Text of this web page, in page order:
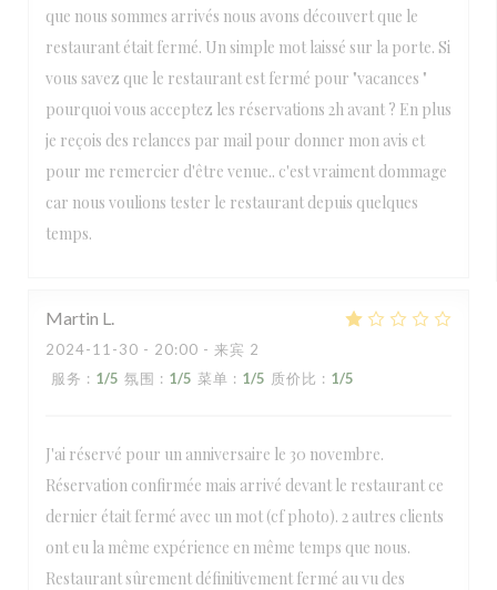
que nous sommes arrivés nous avons découvert que le
restaurant était fermé. Un simple mot laissé sur la porte. Si
vous savez que le restaurant est fermé pour "vacances "
pourquoi vous acceptez les réservations 2h avant ? En plus
je reçois des relances par mail pour donner mon avis et
pour me remercier d'être venue.. c'est vraiment dommage
car nous voulions tester le restaurant depuis quelques
temps.
Martin L
2024-11-30 - 20:00 - 来宾 2
服务 : 1/5 氛围 : 1/5 菜单 : 1/5 质价比 : 1/5
J'ai réservé pour un anniversaire le 30 novembre.
Réservation confirmée mais arrivé devant le restaurant ce
dernier était fermé avec un mot (cf photo). 2 autres clients
ont eu la même expérience en même temps que nous.
Restaurant sûrement définitivement fermé au vu des